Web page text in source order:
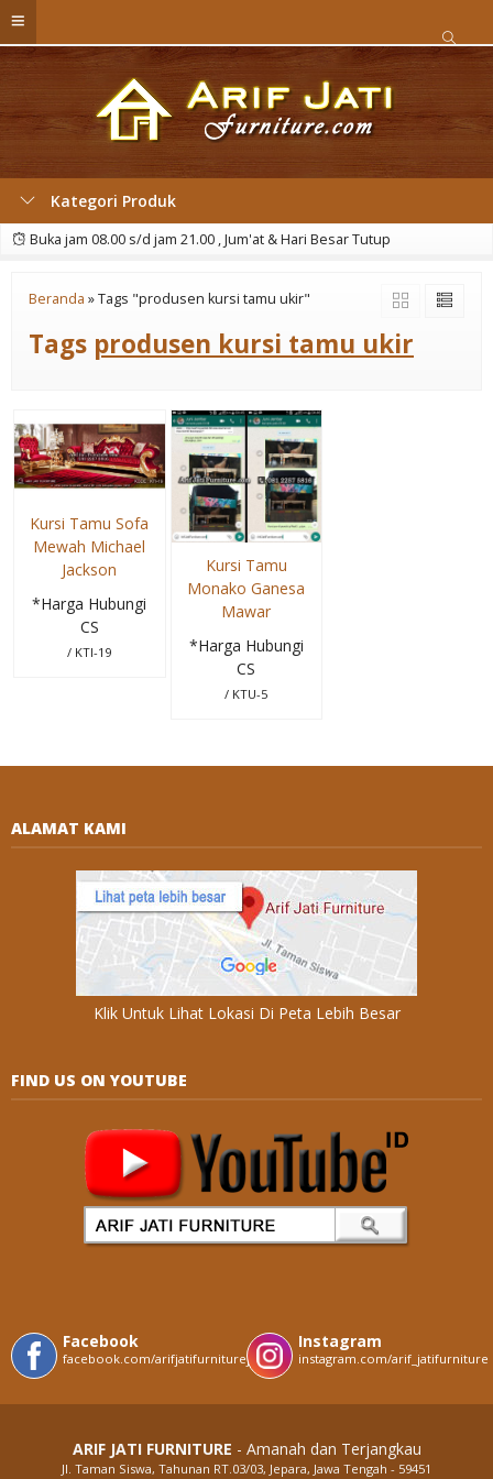
Kategori Produk
Buka jam 08.00 s/d jam 21.00 , Jum'at & Hari Besar Tutup
Beranda »Tags "produsen kursi tamu ukir"
Tags produsen kursi tamu ukir
Kursi Tamu Sofa
Mewah Michael
Jackson
*Harga Hubungi
CS
/ KTI-19
Kursi Tamu
Monako Ganesa
Mawar
*Harga Hubungi
CS
/ KTU-5
ALAMAT KAMI
Klik Untuk Lihat Lokasi Di Peta Lebih Besar
FIND US ON YOUTUBE
Facebook
facebook.com/arifjatifurniturejepara
Instagram
instagram.com/arif_jatifurniture
ARIF JATI FURNITURE - Amanah dan Terjangkau
Jl. Taman Siswa, Tahunan RT.03/03, Jepara, Jawa Tengah - 59451